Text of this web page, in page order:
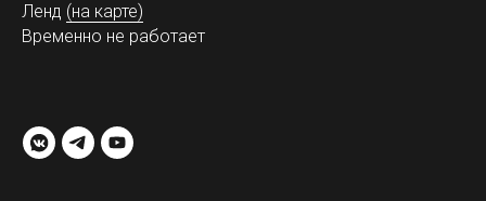
Ленд (на карте)
Временно не работает